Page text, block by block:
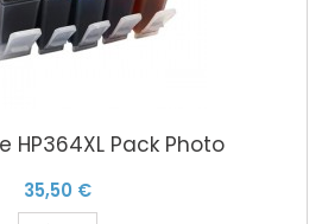
HP364XL Pack Photo
35,50 €